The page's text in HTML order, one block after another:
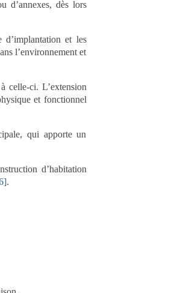
d’annexes, dès lors
et les
l’environnement et
celle-ci. L’extension
et fonctionnel
qui apporte un
d’habitation
.